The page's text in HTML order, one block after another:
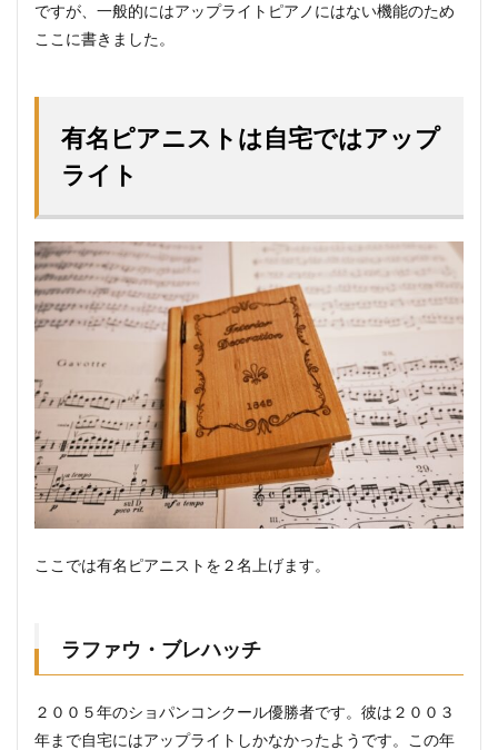
ですが、一般的にはアップライトピアノにはない機能のため
ここに書きました。
有名ピアニストは自宅ではアップ
ライト
ここでは有名ピアニストを２名上げます。
ラファウ・ブレハッチ
２００５年のショパンコンクール優勝者です。彼は２００３
年まで自宅にはアップライトしかなかったようです。この年